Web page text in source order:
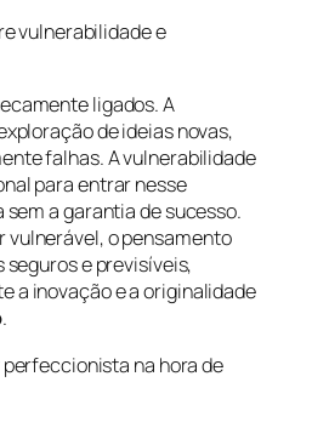
vulnerabilidade e
ligados. A
de ideias novas,
falhas. A vulnerabilidade
para entrar nesse
a garantia de sucesso.
vulnerável, o pensamento
e previsíveis,
a inovação e a originalidade
.
na hora de